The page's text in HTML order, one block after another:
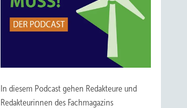
In diesem Podcast gehen Redakteure und
Redakteurinnen des Fachmagazins